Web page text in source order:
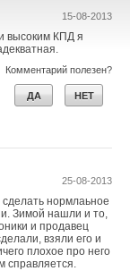
15-08-2013
высоким КПД я
Комментарий полезен?
ДА НЕТ
25-08-2013
сделать нормлаьное
Зимой нашли и то,
и продавец
взяли его и
плохое про него
справляется.